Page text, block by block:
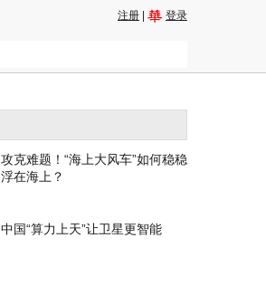
注册 登录
攻克难题！“海上大风车”如何稳稳
浮在海上？
中国“算力上天”让卫星更智能